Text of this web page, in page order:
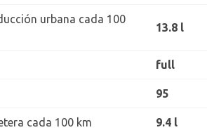
urbana cada 100
13.8 l
full
95
cada 100 km 9.4 l